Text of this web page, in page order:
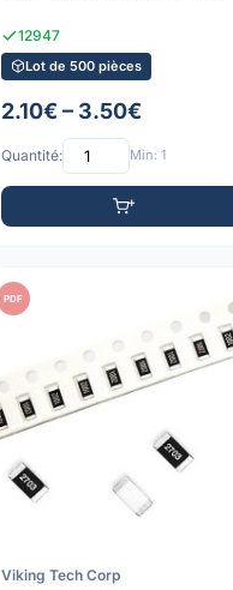
12947
Lot de 500 pièces
2.10€ – 3.50€
Quantité: Min: 1
PDF
Viking Tech Corp